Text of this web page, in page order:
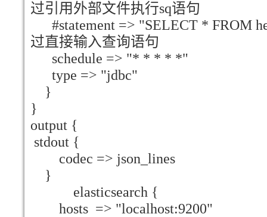
过引用外部文件执行sq语句
#statement => "SELECT * FROM
过直接输入查询语句
schedule => "* * * * *"
type => "jdbc"
}
}
output {
stdout {
codec => json_lines
}
elasticsearch {
hosts => "localhost:9200"